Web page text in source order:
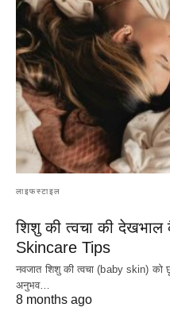
लाइफस्टाइल
शिशु की त्वचा की
Skincare Tips
नवजात शिशु की त्वचा (baby skin)
अनुभव…
8 months ago